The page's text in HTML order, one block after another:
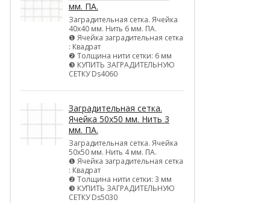
мм. ПА.
Заградительная сетка. Ячейка
40х40 мм. Нить 6 мм. ПА.
❶ Ячейка заградительная сетка
: Квадрат
❷ Толщина нити сетки: 6 мм
❸ КУПИТЬ ЗАГРАДИТЕЛЬНУЮ
СЕТКУ Ds4060
Заградительная сетка.
Ячейка 50х50 мм. Нить 3
мм. ПА.
Заградительная сетка. Ячейка
50х50 мм. Нить 4 мм. ПА.
❶ Ячейка заградительная сетка
: Квадрат
❷ Толщина нити сетки: 3 мм
❸ КУПИТЬ ЗАГРАДИТЕЛЬНУЮ
СЕТКУ Ds5030